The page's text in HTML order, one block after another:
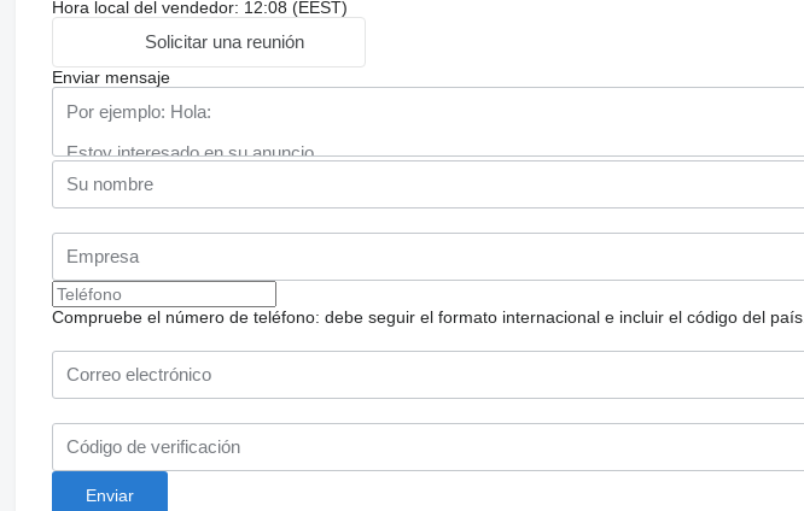
Hora local del vendedor: 12:08 (EEST)
Solicitar una reunión
Enviar mensaje
Compruebe el número de teléfono: debe seguir el formato internacional e incluir el código del país.